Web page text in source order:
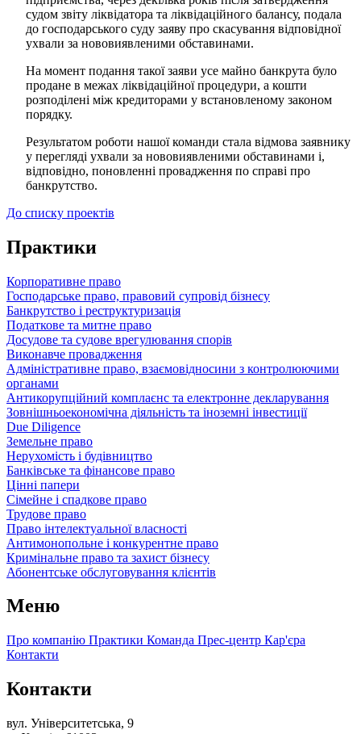
судом звіту ліквідатора та ліквідаційного балансу, подала
до господарського суду заяву про скасування відповідної
ухвали за нововиявленими обставинами.
На момент подання такої заяви усе майно банкрута було
продане в межах ліквідаційної процедури, а кошти
розподілені між кредиторами у встановленому законом
порядку.
Результатом роботи нашої команди стала відмова заявнику
у перегляді ухвали за нововиявленими обставинами і,
відповідно, поновленні провадження по справі про
банкрутство.
До списку проектів
Практики
Корпоративне право
Господарське право, правовий супровід бізнесу
Банкрутство і реструктуризація
Податкове та митне право
Досудове та судове врегулювання спорів
Виконавче провадження
Адміністративне право, взаємовідносини з контролюючими
органами
Антикорупційний комплаєнс та електронне декларування
Зовнішньоекономічна діяльність та іноземні інвестиції
Due Diligence
Земельне право
Нерухомість і будівництво
Банківське та фінансове право
Цінні папери
Сімейне і спадкове право
Трудове право
Право інтелектуальної власності
Антимонопольне і конкурентне право
Кримінальне право та захист бізнесу
Абонентське обслуговування клієнтів
Меню
Про компанію Практики Команда Прес-центр Кар'єра
Контакти
Контакти
вул. Університетська, 9